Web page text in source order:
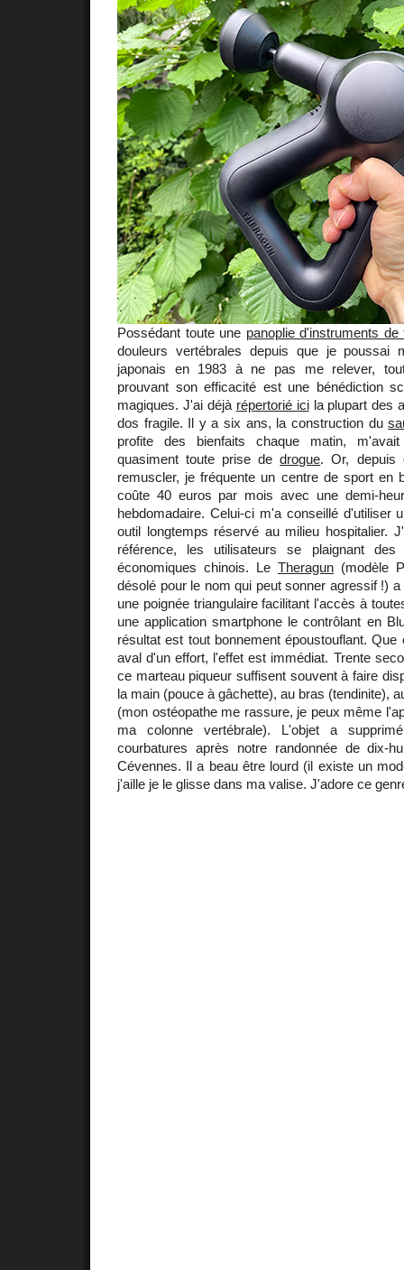
Possédant toute une panoplie d'instruments de
douleurs vertébrales depuis que je poussai
japonais en 1983 à ne pas me relever,
prouvant son efficacité est une bénédiction
magiques. J'ai déjà répertorié icila plupart des
dos fragile. Il y a six ans, la construction du
profite des bienfaits chaque matin, m'avait
quasiment toute prise dedrogue. Or, depuis
remuscler, je fréquente un centre de sport en
coûte 40 euros par mois avec une demi-
hebdomadaire. Celui-ci m'a conseillé d'utiliser
outil longtemps réservé au milieu hospitalier.
référence, les utilisateurs se plaignant
économiques chinois. Le Theragun (modèle
désolé pour le nom qui peut sonner agressif !)
une poignée triangulaire facilitant l'accès à
une application smartphone le contrôlant en
résultat est tout bonnement époustouflant.
aval d'un effort, l'effet est immédiat. Trente
ce marteau piqueur suffisent souvent à faire
la main (pouce à gâchette), au bras (tendinite),
(mon ostéopathe me rassure, je peux même
ma colonne vertébrale). L'objet a
courbatures après notre randonnée de dix-
Cévennes. Il a beau être lourd (il existe un
j'aille je le glisse dans ma valise. J'adore ce